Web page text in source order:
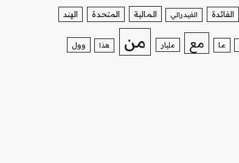
الفائدة الفيدرالي المالية المتحدة الهند
ما مع مليار من هذا وول